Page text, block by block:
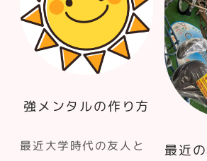
強メンタルの作り方
最近大学時代の友人と
最近